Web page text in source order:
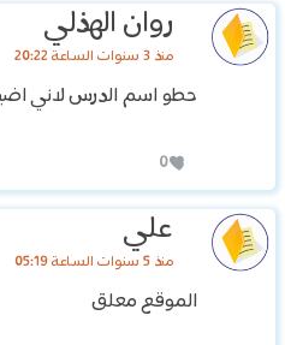
روان الهذلي
منذ 3 سنوات الساعة 20:22
حطو اسم الدرس لاني
0
علي
منذ 5 سنوات الساعة 05:19
الموقع معلق